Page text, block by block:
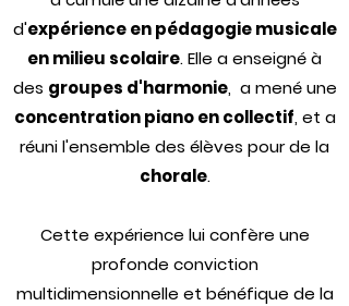
d'expérience en pédagogie musicale
en milieu scolaire. Elle a enseigné à
des groupes d'harmonie, a mené une
concentration piano en collectif, et a
réuni l'ensemble des élèves pour de la
chorale.
Cette expérience lui confère une
profonde conviction
multidimensionnelle et bénéfique de la